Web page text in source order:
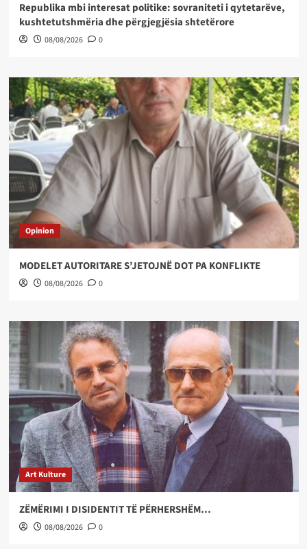
Republika mbi interesat politike: sovraniteti i qytetarëve,
kushtetutshmëria dhe përgjegjësia shtetërore
08/08/2026 0
Opinion
MODELET AUTORITARE S’JETOJNË DOT PA KONFLIKTE
08/08/2026 0
Art Kulture
ZËMËRIMI I DISIDENTIT TË PËRHERSHËM…
08/08/2026 0